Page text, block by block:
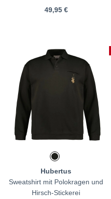
49,95 €
Hubertus
Sweatshirt mit Polokragen und
Hirsch-Stickerei